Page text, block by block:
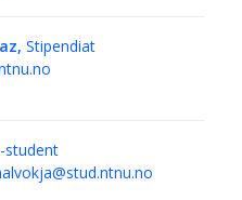
Stipendiat
student